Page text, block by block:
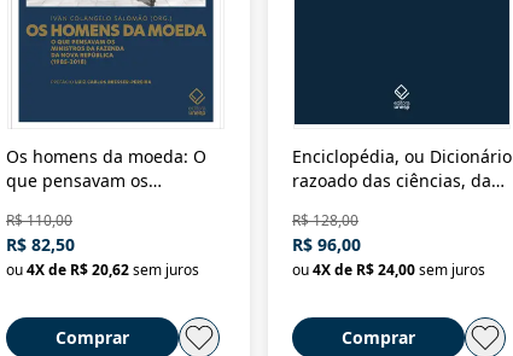
Os homens da moeda: O
que pensavam os
Nova República (1985-
2018)
R$ 110,00
R$ 82,50
ou4X de R$ 20,62sem juros
Comprar
Enciclopédia, ou Dicionário
razoado das ciências, das
Civilização material
R$ 128,00
R$ 96,00
ou4X de R$ 24,00sem juros
Comprar